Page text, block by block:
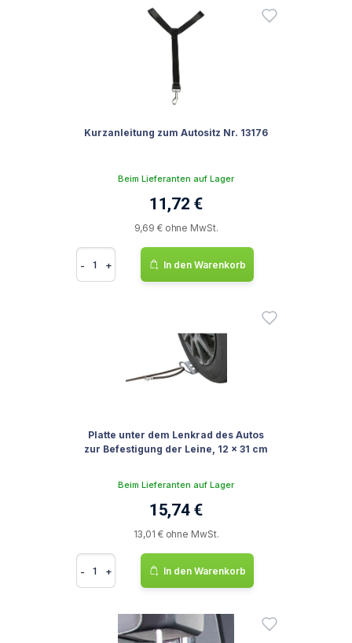
Kurzanleitung zum Autositz Nr. 13176
Beim Lieferanten auf Lager
11,72 €
9,69 € ohne MwSt.
- + In den Warenkorb
Platte unter dem Lenkrad des Autos
zur Befestigung der Leine, 12 x 31 cm
Beim Lieferanten auf Lager
15,74 €
13,01 € ohne MwSt.
- + In den Warenkorb